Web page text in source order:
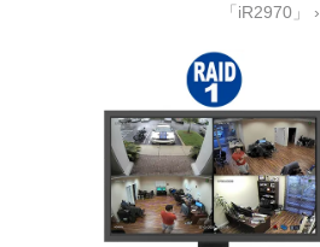
「iR2970」 ›